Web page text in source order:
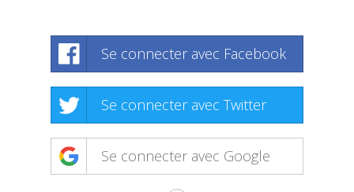
Se connecter avec Facebook
Se connecter avec Twitter
Se connecter avec Google